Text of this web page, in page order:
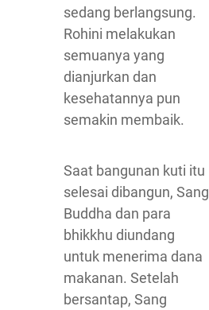
sedang berlangsung.
Rohini melakukan
semuanya yang
dianjurkan dan
kesehatannya pun
semakin membaik.
Saat bangunan kuti itu
selesai dibangun, Sang
Buddha dan para
bhikkhu diundang
untuk menerima dana
makanan. Setelah
bersantap, Sang